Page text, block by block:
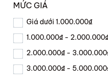
MỨC GIÁ
Giá dưới 1.000.000₫
1.000.000₫ -
2.000.000₫ -
3.000.000₫ -